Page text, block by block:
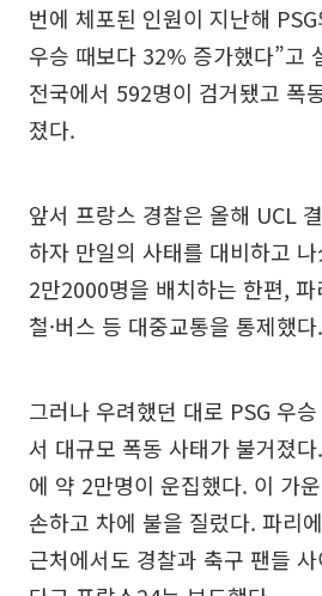
번에 체포된 인원이 지난해
우승 때보다 32% 증가했다”고
전국에서 592명이 검거됐고 폭
졌다.
앞서 프랑스 경찰은 올해 UCL
하자 만일의 사태를 대비하고
2만2000명을 배치하는 한편,
철·버스 등 대중교통을 통제했다.
그러나 우려했던 대로 PSG 우
서 대규모 폭동 사태가 불거졌
에 약 2만명이 운집했다. 이 가
손하고 차에 불을 질렀다. 파리
근처에서도 경찰과 축구 팬들